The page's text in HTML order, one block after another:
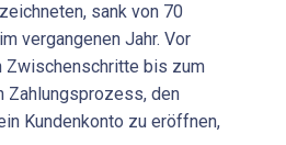
sank von 70
vergangenen Jahr. Vor
Zwischenschritte bis zum
Zahlungsprozess, den
Kundenkonto zu eröffnen,